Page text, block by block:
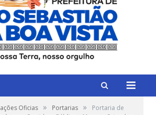
Oficias » Portarias »
Portaria de